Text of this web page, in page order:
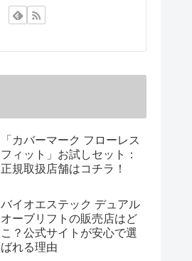
「カバーマーク フローレス
フィット」お試しセット：
正規取扱店舗はコチラ！
バイオエステック デュアル
オーブリフトの販売店はど
こ？公式サイトが安心で選
ばれる理由